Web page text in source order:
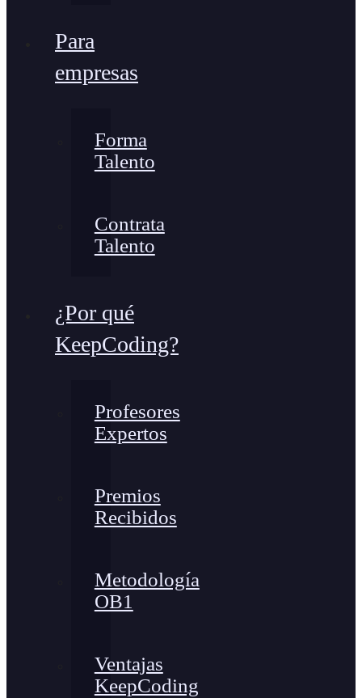
Para
empresas
Forma
Talento
Contrata
Talento
¿Por qué
KeepCoding?
Profesores
Expertos
Premios
Recibidos
Metodología
OB1
Ventajas
KeepCoding